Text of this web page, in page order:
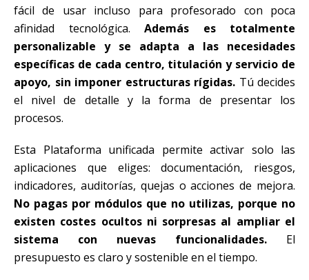
fácil de usar incluso para profesorado con poca
afinidad tecnológica. Además es totalmente
personalizable y se adapta a las necesidades
específicas de cada centro, titulación y servicio de
apoyo, sin imponer estructuras rígidas. Tú decides
el nivel de detalle y la forma de presentar los
procesos.
Esta Plataforma unificada permite activar solo las
aplicaciones que eliges: documentación, riesgos,
indicadores, auditorías, quejas o acciones de mejora.
No pagas por módulos que no utilizas, porque no
existen costes ocultos ni sorpresas al ampliar el
sistema con nuevas funcionalidades. El
presupuesto es claro y sostenible en el tiempo.